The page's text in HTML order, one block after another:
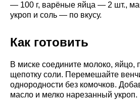
— 100 г, варёные яйца — 2 шт.,
укроп и соль — по вкусу.
Как готовить
В миске соедините молоко, яйцо,
щепотку соли. Перемешайте
однородности без комочков.
масло и мелко нарезанный укроп.